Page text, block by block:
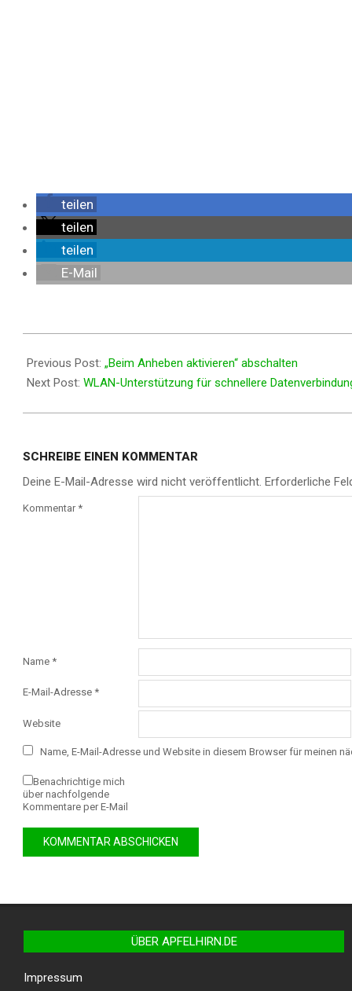
teilen
teilen
teilen
E-Mail
12-
13
Previous Post: „Beim Anheben aktivieren“ abschalten
Next Post: WLAN-Unterstützung für schnellere
SCHREIBE EINEN KOMMENTAR
Deine E-Mail-Adresse wird nicht veröffentlicht. Erforderliche
Kommentar *
Name *
E-Mail-Adresse *
Website
Name, E-Mail-Adresse und Website in diesem Browser für meinen
Benachrichtige mich
über nachfolgende
Kommentare per E-Mail
ÜBER APFELHIRN.DE
Impressum